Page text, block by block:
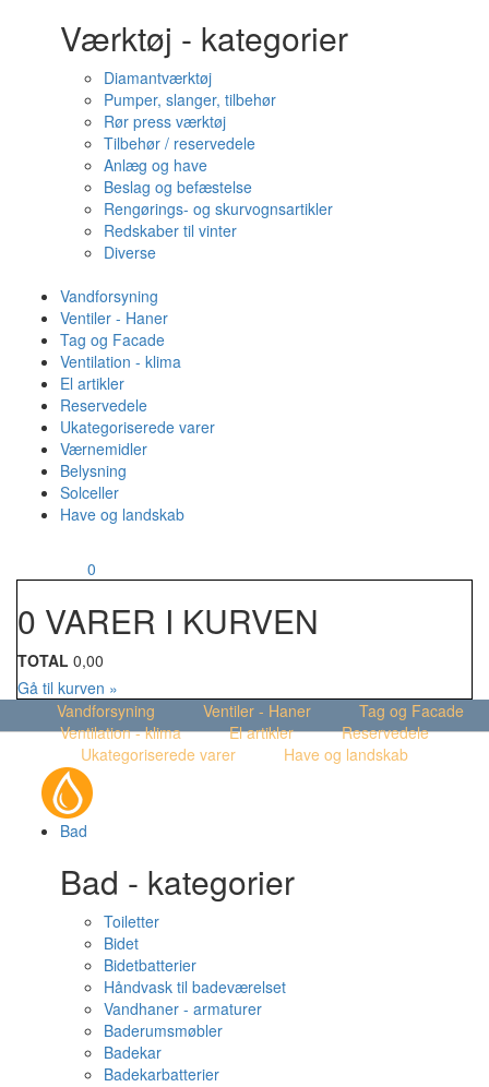
Værktøj - kategorier
Diamantværktøj
Pumper, slanger, tilbehør
Rør press værktøj
Tilbehør / reservedele
Anlæg og have
Beslag og befæstelse
Rengørings- og skurvognsartikler
Redskaber til vinter
Diverse
Vandforsyning
Ventiler - Haner
Tag og Facade
Ventilation - klima
El artikler
Reservedele
Ukategoriserede varer
Værnemidler
Belysning
Solceller
Have og landskab
0
0 VARER I KURVEN
TOTAL 0,00
Gå til kurven »
Vandforsyning
Ventiler - Haner
Tag og Facade
Ventilation - klima
El artikler
Reservedele
Ukategoriserede varer
Have og landskab
Bad
Bad - kategorier
Toiletter
Bidet
Bidetbatterier
Håndvask til badeværelset
Vandhaner - armaturer
Baderumsmøbler
Badekar
Badekarbatterier